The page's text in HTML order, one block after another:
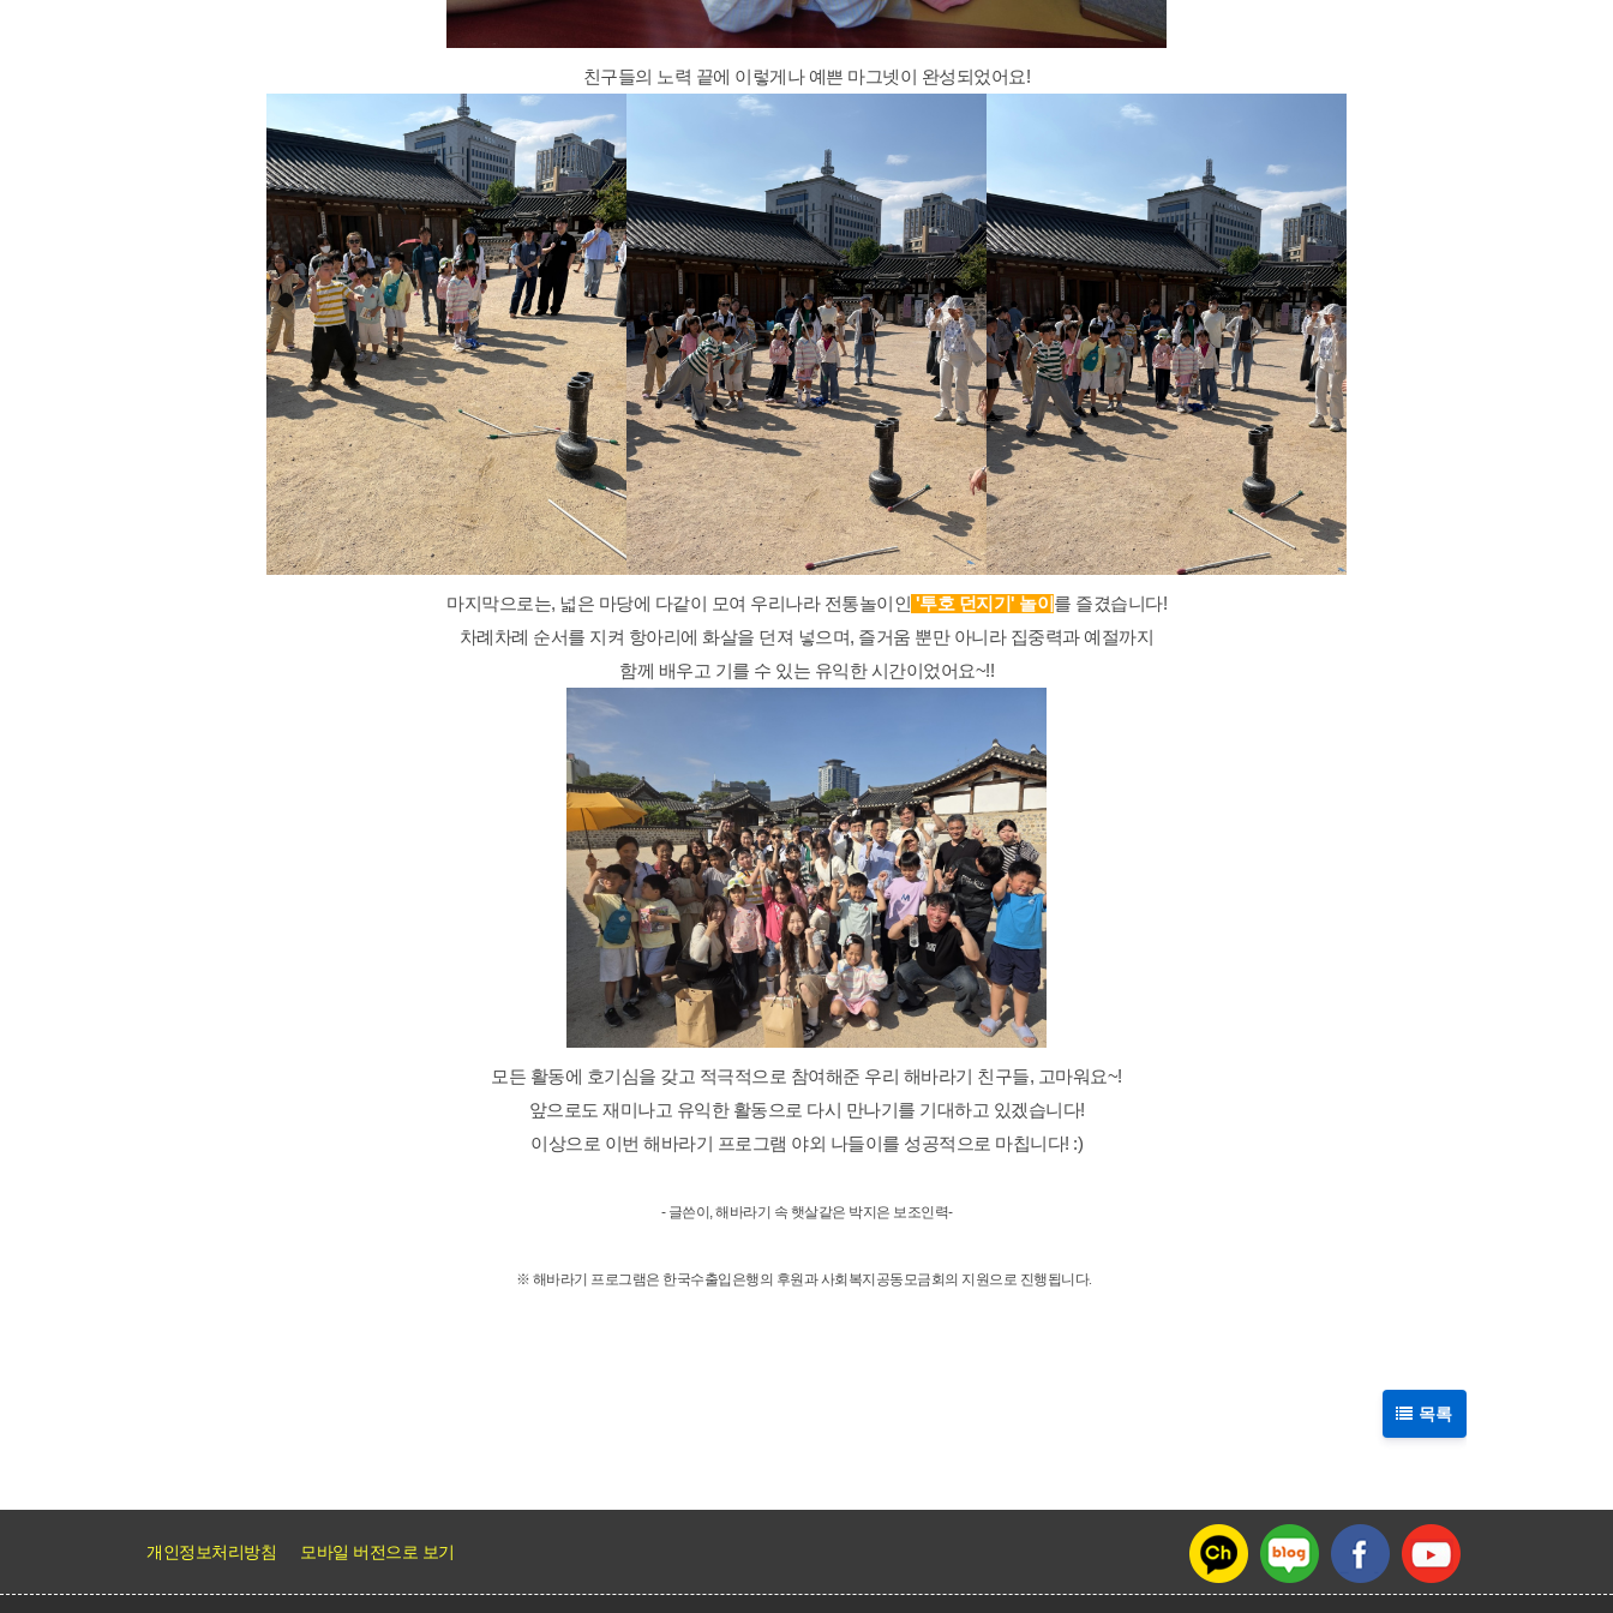
친구들의 노력 끝에 이렇게나 예쁜 마그넷이 완성되었어요!
마지막으로는, 넓은 마당에 다같이 모여 우리나라 전통놀이인 '투호 던지기' 놀이 를 즐겼습니다!
차례차례 순서를 지켜 항아리에 화살을 던져 넣으며, 즐거움 뿐만 아니라 집중력과 예절까지
함께 배우고 기를 수 있는 유익한 시간이었어요~!!
모든 활동에 호기심을 갖고 적극적으로 참여해준 우리 해바라기 친구들, 고마워요~!
앞으로도 재미나고 유익한 활동으로 다시 만나기를 기대하고 있겠습니다!
이상으로 이번 해바라기 프로그램 야외 나들이를 성공적으로 마칩니다! :)
- 글쓴이, 해바라기 속 햇살같은 박지은 보조인력-
※ 해바라기 프로그램은 한국수출입은행의 후원과 사회복지공동모금회의 지원으로 진행됩니다.
목록
개인정보처리방침 모바일 버전으로 보기